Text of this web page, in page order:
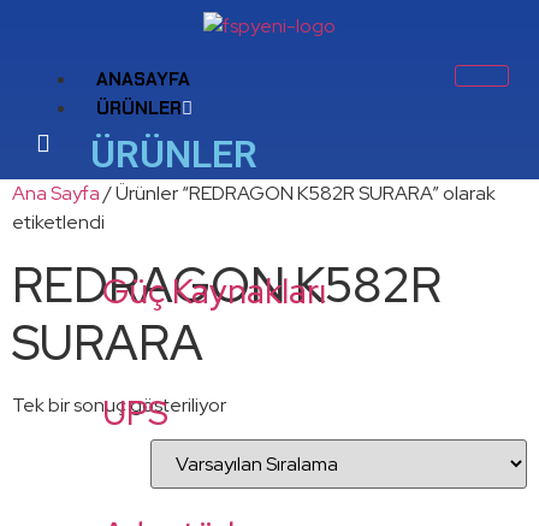
ANASAYFA
ÜRÜNLER
ÜRÜNLER
Güç Kaynakları
UPS
Ana Sayfa/ Ürünler “REDRAGON K582R SURARA” olarak
etiketlendi
REDRAGON K582R
SURARA
Tek bir sonuç gösteriliyor